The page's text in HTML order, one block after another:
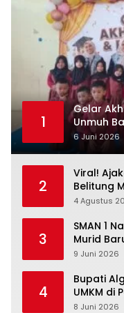
1
‎Gelar
Unmuh
6 Juni 2026
2
Viral!
Belitung
4 Agustus
3
SMAN 1
Murid
9 Juni 2026
4
‎Bupati
UMKM di
Wisata
8 Juni 2026